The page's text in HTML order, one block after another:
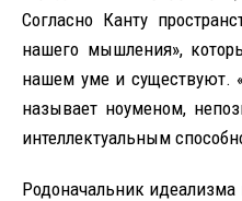
Согласно Канту
нашего мышления»,
нашем уме и существуют.
называет ноуменом,
интеллектуальным
Родоначальник идеализма